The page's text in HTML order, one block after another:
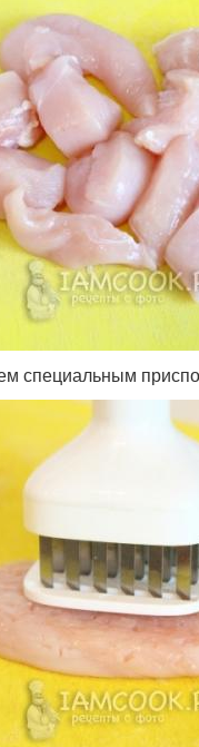
специальным